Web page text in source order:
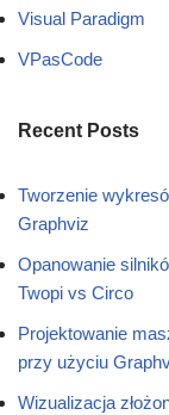
Visual Paradigm
VPasCode
Recent Posts
Tworzenie
Graphviz
Opanowanie
Twopi vs Circo
Projektowanie
przy użyciu
Wizualizacja